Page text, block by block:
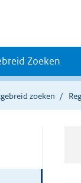
Zoeken
zoeken